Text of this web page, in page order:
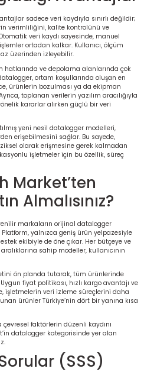
sadece veri kaydıyla sınırlı değildir;
verimliliğini, kalite kontrolünü ve
veri kaydı sayesinde, manuel
ortadan kalkar. Kullanıcı, ölçüm
üzerinden izleyebilir.
hatlarında ve depolama alanlarında çok
ortam koşullarında oluşan en
ürünlerin bozulması ya da ekipman
toplanan verilerin yazılım aracılığıyla
kararlar alırken güçlü bir veri
yeni nesil datalogger modelleri,
erişebilmesini sağlar. Bu sayede,
olarak erişmesine gerek kalmadan
işletmeler için bu özellik, süreç
Market’ten
Almalısınız?
markaların orijinal datalogger
yalnızca geniş ürün yelpazesiyle
ekibiyle de öne çıkar. Her bütçeye ve
sahip modeller, kullanıcının
ön planda tutarak, tüm ürünlerinde
fiyat politikası, hızlı kargo avantajı ve
işletmelerin veri izleme süreçlerini daha
ürünler Türkiye’nin dört bir yanına kısa
çevresel faktörlerin düzenli kaydını
datalogger kategorisinde yer alan
(SSS)